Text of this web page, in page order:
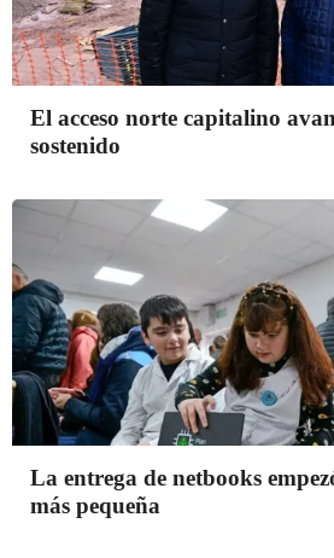
El acceso norte capitalino
sostenido
La entrega de netbooks
más pequeña